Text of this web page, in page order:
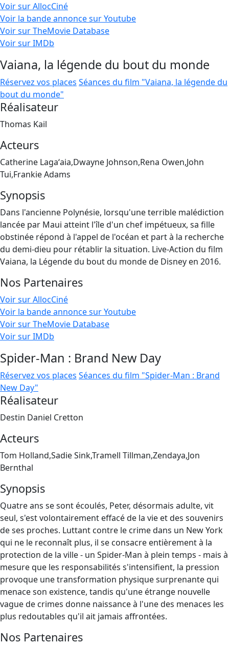
Voir sur AllocCiné
Voir la bande annonce sur Youtube
Voir sur TheMovie Database
Voir sur IMDb
Vaiana, la légende du bout du monde
Réservez vos places Séances du film "Vaiana, la légende du
bout du monde"
Réalisateur
Thomas Kail
Acteurs
Catherine Lagaʻaia,Dwayne Johnson,Rena Owen,John
Tui,Frankie Adams
Synopsis
Dans l'ancienne Polynésie, lorsqu'une terrible malédiction
lancée par Maui atteint l'île d'un chef impétueux, sa fille
obstinée répond à l'appel de l'océan et part à la recherche
du demi-dieu pour rétablir la situation. Live-Action du film
Vaiana, la Légende du bout du monde de Disney en 2016.
Nos Partenaires
Voir sur AllocCiné
Voir la bande annonce sur Youtube
Voir sur TheMovie Database
Voir sur IMDb
Spider-Man : Brand New Day
Réservez vos places Séances du film "Spider-Man : Brand
New Day"
Réalisateur
Destin Daniel Cretton
Acteurs
Tom Holland,Sadie Sink,Tramell Tillman,Zendaya,Jon
Bernthal
Synopsis
Quatre ans se sont écoulés, Peter, désormais adulte, vit
seul, s'est volontairement effacé de la vie et des souvenirs
de ses proches. Luttant contre le crime dans un New York
qui ne le reconnaît plus, il se consacre entièrement à la
protection de la ville - un Spider-Man à plein temps - mais à
mesure que les responsabilités s'intensifient, la pression
provoque une transformation physique surprenante qui
menace son existence, tandis qu'une étrange nouvelle
vague de crimes donne naissance à l'une des menaces les
plus redoutables qu'il ait jamais affrontées.
Nos Partenaires